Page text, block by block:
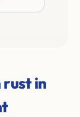
rust in